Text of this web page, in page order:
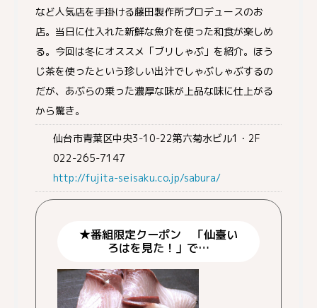
など人気店を手掛ける藤田製作所プロデュースのお
店。当日に仕入れた新鮮な魚介を使った和食が楽しめ
る。今回は冬にオススメ「ブリしゃぶ」を紹介。ほう
じ茶を使ったという珍しい出汁でしゃぶしゃぶするの
だが、あぶらの乗った濃厚な味が上品な味に仕上がる
から驚き。
仙台市青葉区中央3-10-22第六菊水ビル1・2F
022-265-7147
http://fujita-seisaku.co.jp/sabura/
★番組限定クーポン 「仙臺い
ろはを見た！」で…